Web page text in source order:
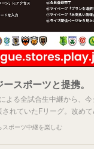
スポーツと提携。
よる全試合生中継から、
れていたFリーグ。改め
スポーツ中継を楽しむ